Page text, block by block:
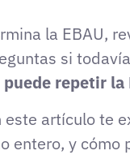
la EBAU,
si
puede repetir la
este artículo te
entero, y cómo